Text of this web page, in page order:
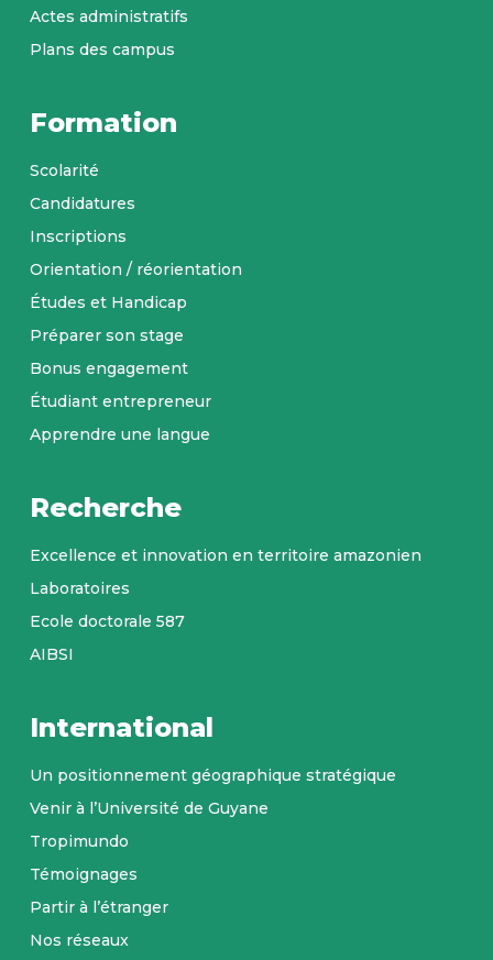
Actes administratifs
Plans des campus
Formation
Scolarité
Candidatures
Inscriptions
Orientation / réorientation
Études et Handicap
Préparer son stage
Bonus engagement
Étudiant entrepreneur
Apprendre une langue
Recherche
Excellence et innovation en territoire amazonien
Laboratoires
Ecole doctorale 587
AIBSI
International
Un positionnement géographique stratégique
Venir à l’Université de Guyane
Tropimundo
Témoignages
Partir à l’étranger
Nos réseaux